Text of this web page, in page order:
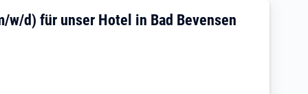
Hotelfachmann (m/w/d) für unser
d) für unser Hotel in Bad Bevensen